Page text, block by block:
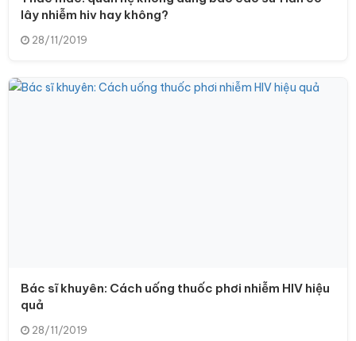
lây nhiễm hiv hay không?
28/11/2019
Bác sĩ khuyên: Cách uống thuốc phơi nhiễm HIV hiệu
quả
28/11/2019